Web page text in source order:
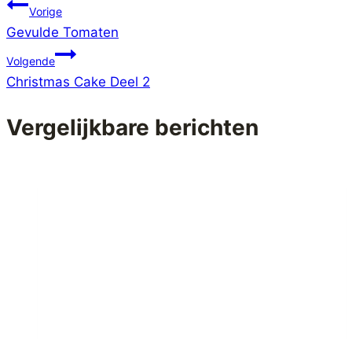
Vorige
Gevulde Tomaten
Volgende
Christmas Cake Deel 2
Vergelijkbare berichten